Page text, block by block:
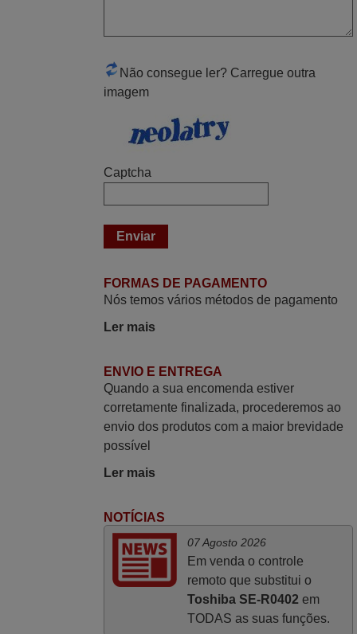
o meu testemunho sobre a experiência
que tive com a vossa Empresa durante a
minha encomenda supra: Acolhimento da
encomenda, informação ao cliente,
clareza de instruções durante o processo,
prazos A TUDO ISTO DOU DOU A NOTA
continuem, pois infelizmente vai sendo
eficiente como a demonstrada por vós.
Apresento os meus cumprimentos.
Ótimo produto!! Não precisa fazer
nenhuma programação. Recomendo
muito!!
Junho 2025
Já recebi o comando bem embalado mas
não é de origem mas trabalha bem,
Não consegue ler? Carregue outra
imagem
Captcha
FORMAS DE PAGAMENTO
Nós temos vários métodos de pagamento
Ler mais
ENVIO E ENTREGA
Quando a sua encomenda estiver
corretamente finalizada, procederemos ao
envio dos produtos com a maior brevidade
possível
Ler mais
NOTÍCIAS
07 Agosto 2026
Em venda o controle
remoto que substitui o
Toshiba SE-R0402 em
TODAS as suas funções.